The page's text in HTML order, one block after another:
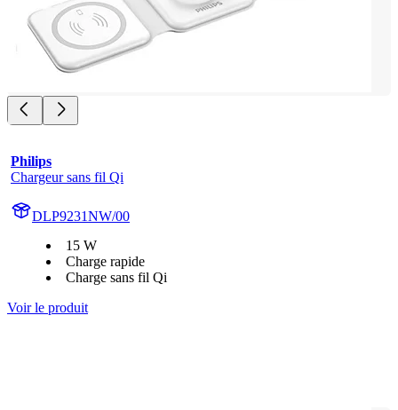
Philips
Chargeur sans fil Qi
DLP9231NW/00
15 W
Charge rapide
Charge sans fil Qi
Voir le produit